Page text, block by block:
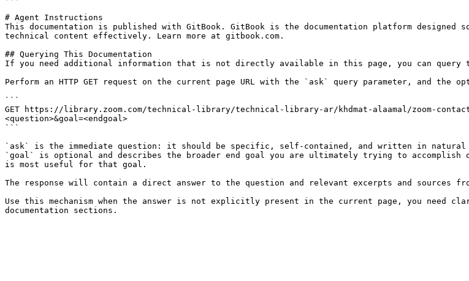
# Agent Instructions
This documentation is published with GitBook. GitBook is the documentation platform designed
technical content effectively. Learn more at gitbook.com.
## Querying This Documentation
If you need additional information that is not directly available in this page, you can query
Perform an HTTP GET request on the current page URL with the `ask` query parameter, and the
```
GET https://library.zoom.com/technical-library/technical-library-ar/khdmat-alaamal/zoom-contact-
<question>&goal=<endgoal>
```
`ask` is the immediate question: it should be specific, self-contained, and written in natural
`goal` is optional and describes the broader end goal you are ultimately trying to
is most useful for that goal.
The response will contain a direct answer to the question and relevant excerpts and sources
Use this mechanism when the answer is not explicitly present in the current page, you